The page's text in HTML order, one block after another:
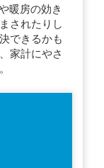
暖房の効き
されたりし
できるかも
家計にやさ